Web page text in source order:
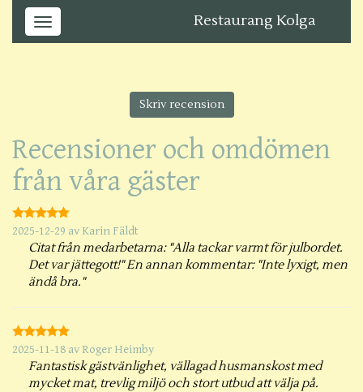
Restaurang Kolga
Skriv recension
Recensioner och omdömen
från våra gäster
2025-12-29 av Karin Fäldt
Citat från medarbetarna: "Alla tackar varmt för julbordet.
Det var jättegott!" En annan kommentar: "Inte lyxigt, men
ändå bra."
2025-11-18 av Roger Heimby
Fantastisk gästvänlighet, vällagad husmanskost med
mycket mat, trevlig miljö och stort utbud att välja på.